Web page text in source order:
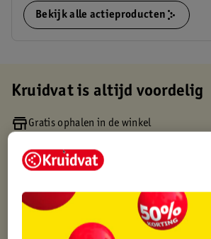
Bekijk alle actieproducten
Kruidvat is altijd voordelig
Gratis ophalen in de winkel
Gratis thuisbezorgd vanaf 50.00
Gratis retourneren binnen 30 dagen
Gratis punten met je Kruidvat kaart